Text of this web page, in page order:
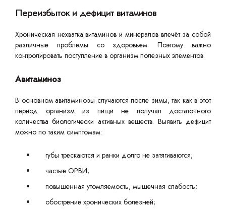
Переизбыток и дефицит витаминов
Хроническая нехватка витаминов и минералов влечёт за собой
различные проблемы со здоровьем. Поэтому важно
контролировать поступление в организм полезных элементов.
Авитаминоз
В основном авитаминозы случаются после зимы, так как в этот
период организм из пищи не получал достаточного
количества биологически активных веществ. Выявить дефицит
можно по таким симптомам:
губы трескаются и ранки долго не затягиваются;
частые ОРВИ;
повышенная утомляемость, мышечная слабость;
обострение хронических болезней;